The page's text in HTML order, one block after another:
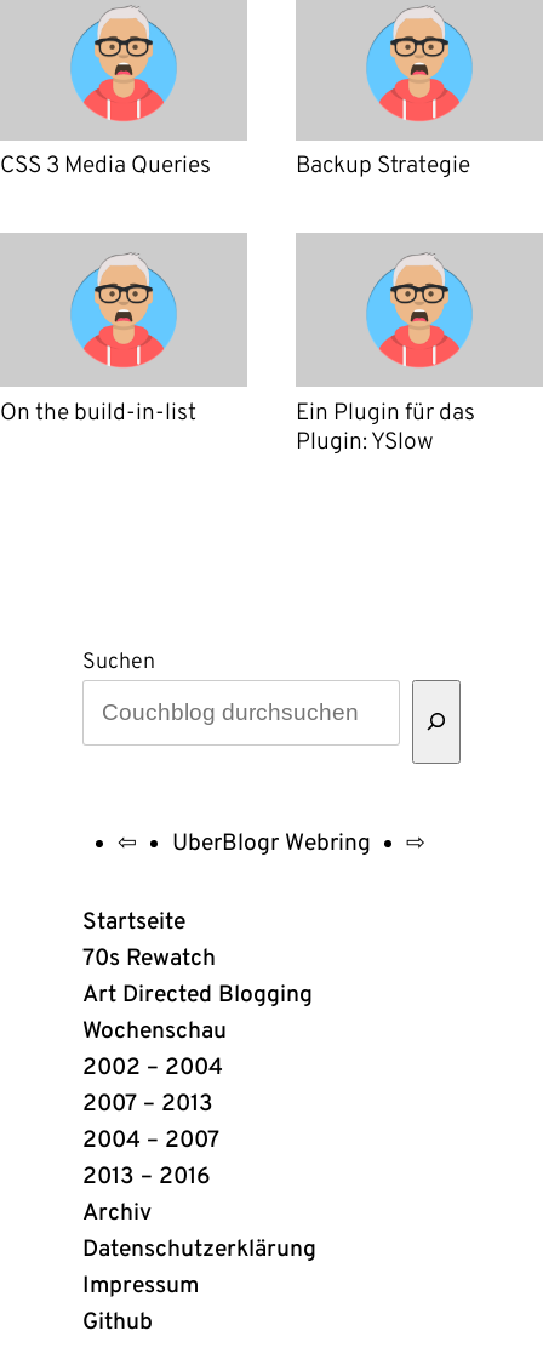
CSS 3 Media Queries Backup Strategie
On the build-in-list
Ein Plugin für das
Plugin: YSlow
Suchen
UberBlogr
Webring
Links
⇦ UberBlogr Webring ⇨
Startseite
70s Rewatch
Art Directed Blogging
Wochenschau
2002 – 2004
2007 – 2013
2004 – 2007
2013 – 2016
Archiv
Datenschutzerklärung
Impressum
Github